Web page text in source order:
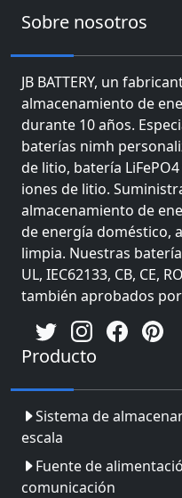
Sobre nosotros
JB BATTERY, un
almacenamiento de
durante 10 años.
baterías nimh
de litio, batería
iones de litio.
almacenamiento de
de energía doméstico,
limpia. Nuestras
UL, IEC62133, CB, CE,
también aprobados por
Producto
Sistema de
escala
Fuente de
comunicación